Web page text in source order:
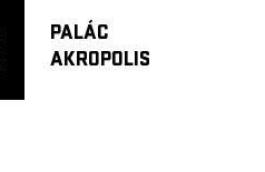
PALÁC
AKROPOLIS